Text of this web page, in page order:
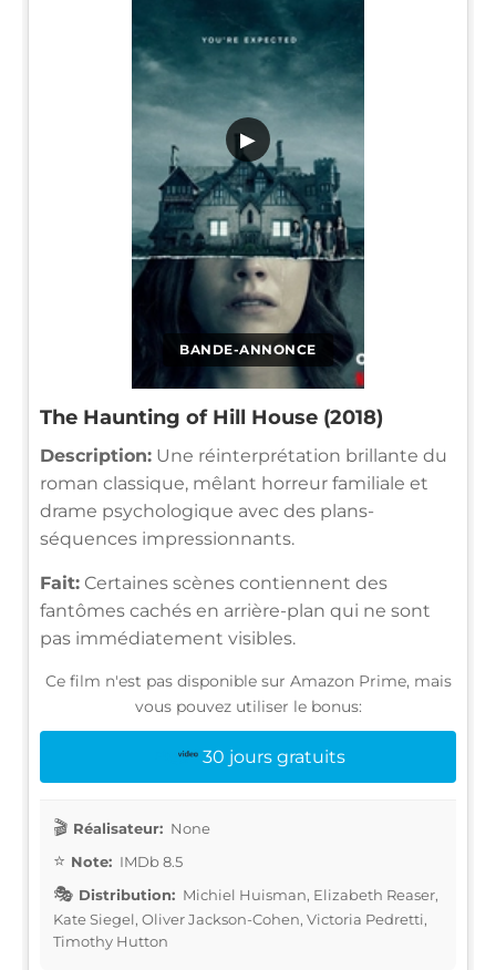
BANDE-ANNONCE
▶
The Haunting of Hill House (2018)
Description: Une réinterprétation brillante du
roman classique, mêlant horreur familiale et
drame psychologique avec des plans-
séquences impressionnants.
Fait: Certaines scènes contiennent des
fantômes cachés en arrière-plan qui ne sont
pas immédiatement visibles.
Ce film n'est pas disponible sur Amazon Prime, mais
vous pouvez utiliser le bonus:
30 jours gratuits
Réalisateur: None
Note: IMDb 8.5
Distribution: Michiel Huisman, Elizabeth Reaser,
Kate Siegel, Oliver Jackson-Cohen, Victoria Pedretti,
Timothy Hutton